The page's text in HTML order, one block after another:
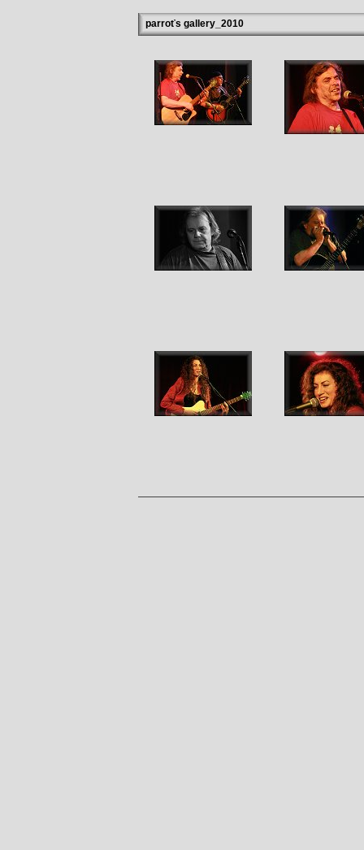
parroťs gallery_2010